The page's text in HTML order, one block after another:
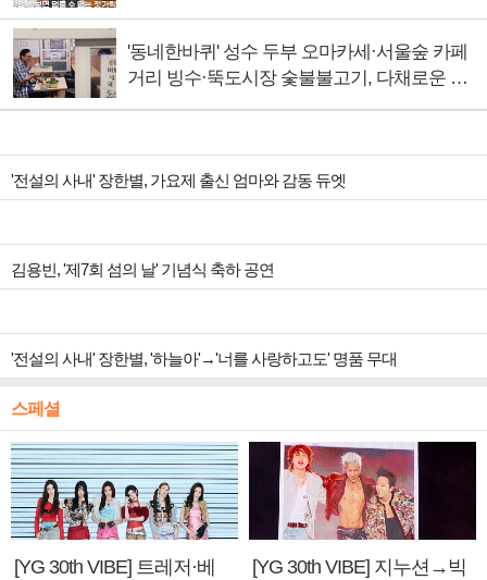
'동네한바퀴' 성수 두부 오마카세·서울숲 카페
거리 빙수·뚝도시장 숯불불고기, 다채로운 서
울의 맛
'전설의 사내' 장한별, 가요제 출신 엄마와 감동 듀엣
김용빈, '제7회 섬의 날' 기념식 축하 공연
'전설의 사내' 장한별, '하늘아'→'너를 사랑하고도' 명품 무대
스페셜
[YG 30th VIBE] 트레저·베
[YG 30th VIBE] 지누션→빅